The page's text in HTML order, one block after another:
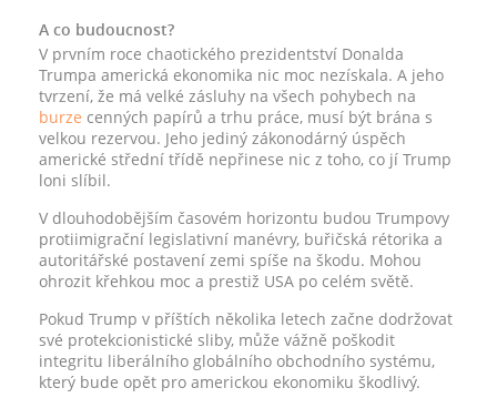
A co budoucnost?
V prvním roce chaotického prezidentství Donalda
Trumpa americká ekonomika nic moc nezískala. A jeho
tvrzení, že má velké zásluhy na všech pohybech na
burze cenných papírů a trhu práce, musí být brána s
velkou rezervou. Jeho jediný zákonodárný úspěch
americké střední třídě nepřinese nic z toho, co jí Trump
loni slíbil.
V dlouhodobějším časovém horizontu budou Trumpovy
protiimigrační legislativní manévry, buřičská rétorika a
autoritářské postavení zemi spíše na škodu. Mohou
ohrozit křehkou moc a prestiž USA po celém světě.
Pokud Trump v příštích několika letech začne dodržovat
své protekcionistické sliby, může vážně poškodit
integritu liberálního globálního obchodního systému,
který bude opět pro americkou ekonomiku škodlivý.